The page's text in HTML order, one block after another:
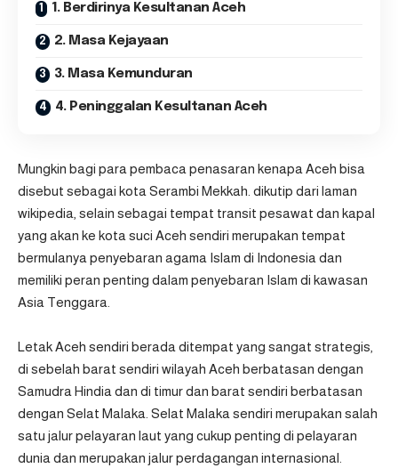
1. Berdirinya Kesultanan Aceh
2. Masa Kejayaan
3. Masa Kemunduran
4. Peninggalan Kesultanan Aceh
Mungkin bagi para pembaca penasaran kenapa Aceh bisa
disebut sebagai kota Serambi Mekkah. dikutip dari laman
wikipedia , selain sebagai tempat transit pesawat dan kapal
yang akan ke kota suci Aceh sendiri merupakan tempat
bermulanya penyebaran agama Islam di Indonesia dan
memiliki peran penting dalam penyebaran Islam di kawasan
Asia Tenggara.
Letak Aceh sendiri berada ditempat yang sangat strategis,
di sebelah barat sendiri wilayah Aceh berbatasan dengan
Samudra Hindia dan di timur dan barat sendiri berbatasan
dengan Selat Malaka. Selat Malaka sendiri merupakan salah
satu jalur pelayaran laut yang cukup penting di pelayaran
dunia dan merupakan jalur perdagangan internasional.